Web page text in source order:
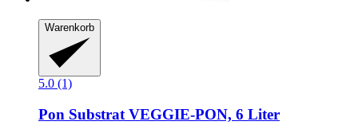
Warenkorb
5.0 (1)
Pon Substrat VEGGIE-​PON, 6 Liter